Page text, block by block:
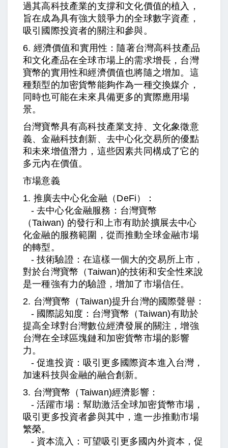
過其高科技產業的支撐和文化價值的植入，
旨在成為具有強大競爭力的全球數字資產，
吸引國際投資者的關注和參與。
6. 經濟價值和實用性：隨著台灣高科技產品
和文化產品在全球市場上的需求增長，台灣
寶幣的實用性和經濟價值也將隨之增加。這
種類型的加密貨幣能夠作為一種交換媒介，
同時也可能在未來具備更多的實際應用場
景。
台灣寶幣具有高科技產業支持、文化象徵意
義、金融科技創新、去中心化交易所的優點
和未來增值潛力，這些因素共同構成了它的
多元內在價值。
市場意義
1. 推廣去中心化金融（DeFi）：
- 去中心化金融服務：台灣寶幣
（Taiwan) 的發行和上市有助於擴展去中心
化金融的服務範圍，從而推動全球金融市場
的轉型。
- 技術驗證：在這樣一個大的交易所上市，
對於台灣寶幣 （Taiwan)的技術和安全性來說
是一種強有力的驗證，增加了市場信任。
2. 台灣寶幣（Taiwan)提升台灣的國際聲譽：
- 國際認知度： 台灣寶幣（Taiwan)有助於
提高全球對台灣數位經濟發展的關注，增強
台灣在全球區塊鏈和加密貨幣市場的影響
力。
- 促進投資：吸引更多國際資本進入台灣，
加速科技與金融的融合創新。
3. 台灣寶幣（Taiwan)經濟影響：
- 活躍市場：幫助激活全球加密貨幣市場，
吸引更多投資者參與其中，進一步推動市場
繁榮。
- 資本流入：可望吸引更多國內外資本，促